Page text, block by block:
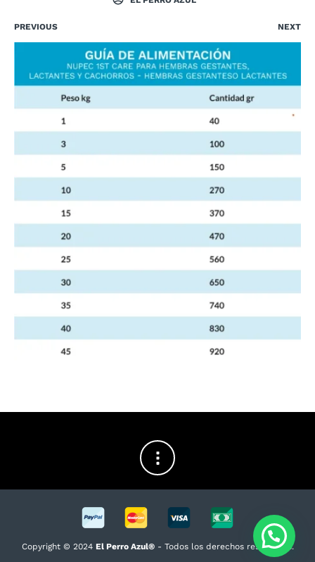
PREVIOUS NEXT
Copyright © 2024 El Perro Azul®- Todos los derechos reservados.